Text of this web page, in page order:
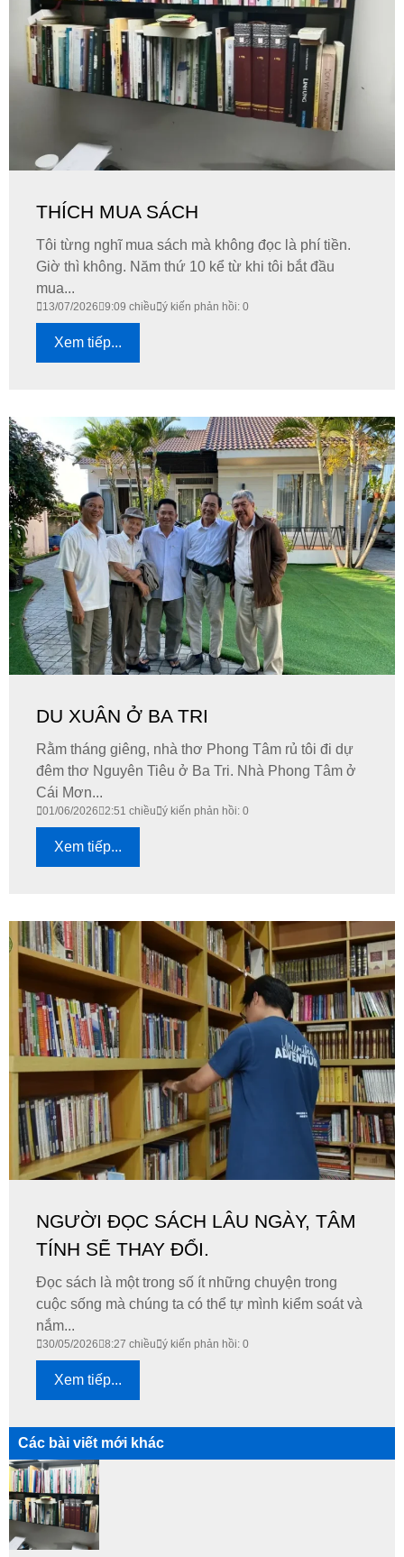
THÍCH MUA SÁCH
Tôi từng nghĩ mua sách mà không đọc là phí tiền.
Giờ thì không. Năm thứ 10 kể từ khi tôi bắt đầu
mua...
13/07/2026 9:09 chiều ý kiến phản hồi: 0
Xem tiếp...
DU XUÂN Ở BA TRI
Rằm tháng giêng, nhà thơ Phong Tâm rủ tôi đi dự
đêm thơ Nguyên Tiêu ở Ba Tri. Nhà Phong Tâm ở
Cái Mơn...
01/06/2026 2:51 chiều ý kiến phản hồi: 0
Xem tiếp...
NGƯỜI ĐỌC SÁCH LÂU NGÀY, TÂM
TÍNH SẼ THAY ĐỔI.
Đọc sách là một trong số ít những chuyện trong
cuộc sống mà chúng ta có thể tự mình kiểm soát và
nắm...
30/05/2026 8:27 chiều ý kiến phản hồi: 0
Xem tiếp...
Các bài viết mới khác